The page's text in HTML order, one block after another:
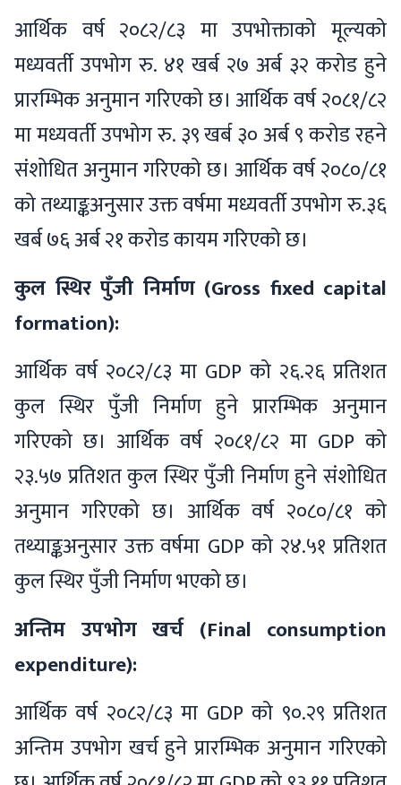
आर्थिक वर्ष २०८२/८३ मा उपभोक्ताको मूल्यको
मध्यवर्ती उपभोग रु. ४१ खर्ब २७ अर्ब ३२ करोड हुने
प्रारम्भिक अनुमान गरिएको छ। आर्थिक वर्ष २०८१/८२
मा मध्यवर्ती उपभोग रु. ३९ खर्ब ३० अर्ब ९ करोड रहने
संशोधित अनुमान गरिएको छ। आर्थिक वर्ष २०८०/८१
को तथ्याङ्कअनुसार उक्त वर्षमा मध्यवर्ती उपभोग रु.३६
खर्ब ७६ अर्ब २१ करोड कायम गरिएको छ।
कुल स्थिर पुँजी निर्माण (Gross fixed capital
formation):
आर्थिक वर्ष २०८२/८३ मा GDP को २६.२६ प्रतिशत
कुल स्थिर पुँजी निर्माण हुने प्रारम्भिक अनुमान
गरिएको छ। आर्थिक वर्ष २०८१/८२ मा GDP को
२३.५७ प्रतिशत कुल स्थिर पुँजी निर्माण हुने संशोधित
अनुमान गरिएको छ। आर्थिक वर्ष २०८०/८१ को
तथ्याङ्कअनुसार उक्त वर्षमा GDP को २४.५१ प्रतिशत
कुल स्थिर पुँजी निर्माण भएको छ।
अन्तिम उपभोग खर्च (Final consumption
expenditure):
आर्थिक वर्ष २०८२/८३ मा GDP को ९०.२९ प्रतिशत
अन्तिम उपभोग खर्च हुने प्रारम्भिक अनुमान गरिएको